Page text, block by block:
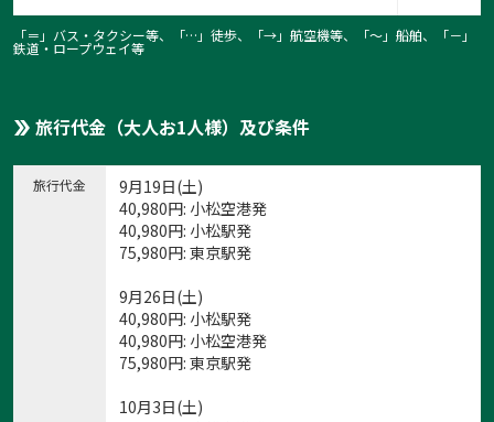
「＝」バス・タクシー等、「…」徒歩、「→」航空機等、「〜」船舶、「－」
鉄道・ロープウェイ等
旅行代金（大人お1人様）及び条件
旅行代金
9月19日(土)
40,980円: 小松空港発
40,980円: 小松駅発
75,980円: 東京駅発
9月26日(土)
40,980円: 小松駅発
40,980円: 小松空港発
75,980円: 東京駅発
10月3日(土)